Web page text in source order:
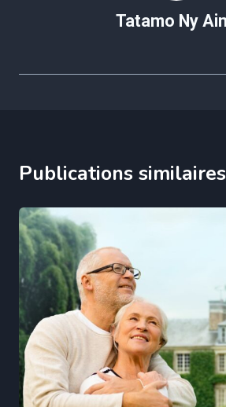
Tatamo Ny
Publications similaires